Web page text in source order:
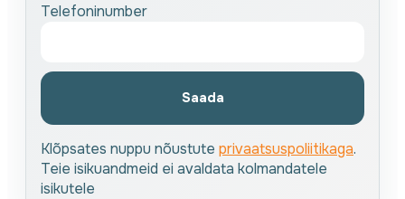
Telefoninumber
Saada
Klõpsates nuppu nõustute privaatsuspoliitikaga.
Teie isikuandmeid ei avaldata kolmandatele
isikutele